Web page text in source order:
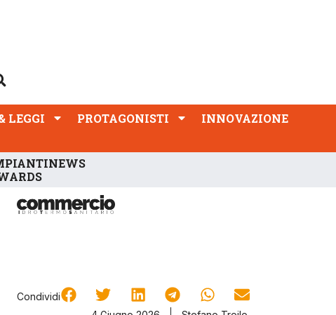
LEGGI PROTAGONISTI
INNOVAZIONE
Condividi